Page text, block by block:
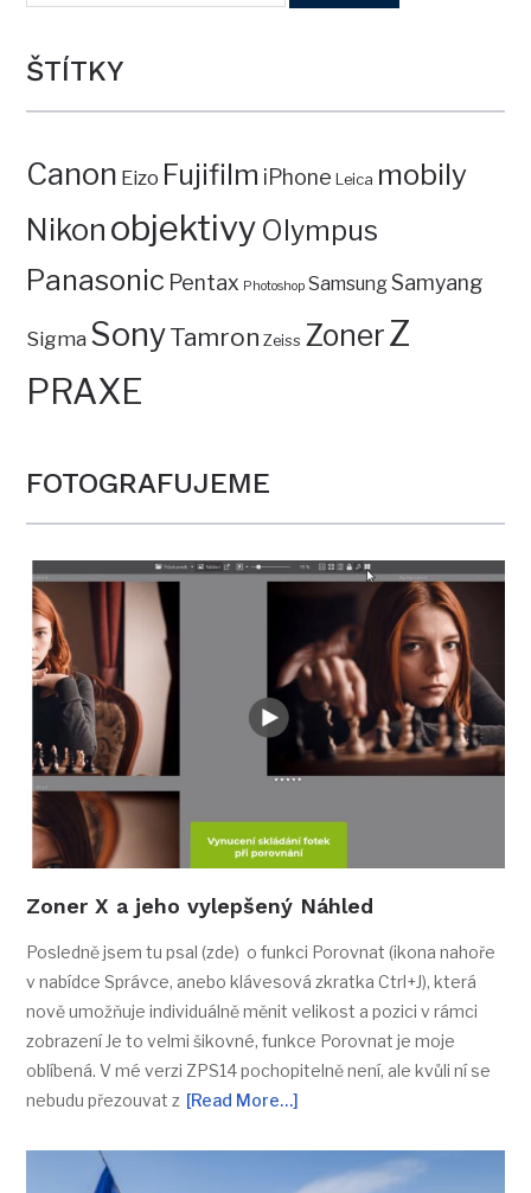
ŠTÍTKY
Canon Eizo Fujifilm iPhone Leica mobily
Nikon objektivy Olympus
Panasonic Pentax Photoshop SamsungSamyang
Sigma SonyTamron Zeiss ZonerZ
PRAXE
FOTOGRAFUJEME
Zoner X a jeho vylepšený Náhled
Posledně jsem tu psal (zde) o funkci Porovnat (ikona nahoře
v nabídce Správce, anebo klávesová zkratka Ctrl+J), která
nově umožňuje individuálně měnit velikost a pozici v rámci
zobrazení Je to velmi šikovné, funkce Porovnat je moje
oblíbená. V mé verzi ZPS14 pochopitelně není, ale kvůli ní se
nebudu přezouvat z [Read More…]